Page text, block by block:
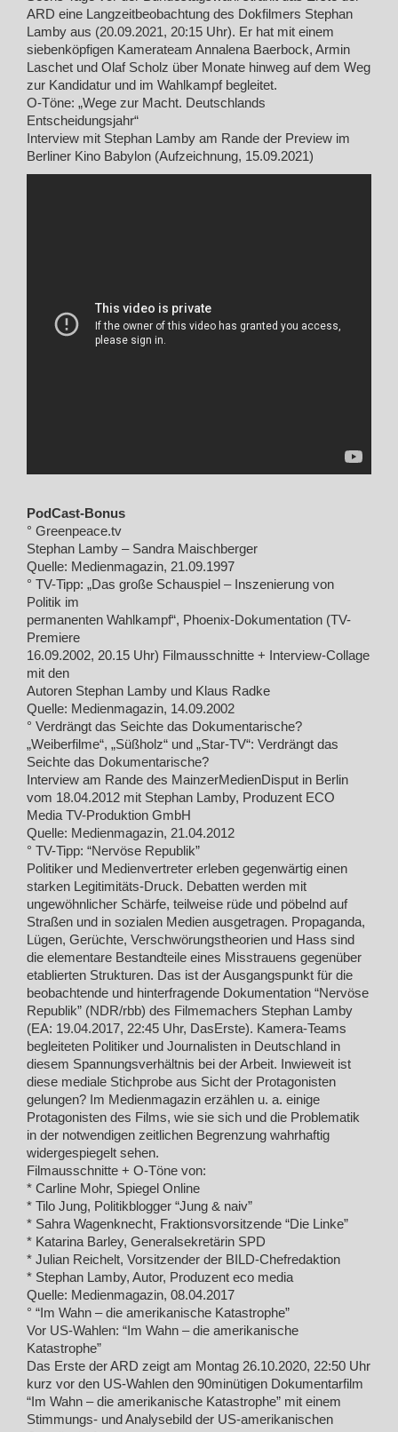
ARD eine Langzeitbeobachtung des Dokfilmers Stephan
Lamby aus (20.09.2021, 20:15 Uhr). Er hat mit einem
siebenköpfigen Kamerateam Annalena Baerbock, Armin
Laschet und Olaf Scholz über Monate hinweg auf dem Weg
zur Kandidatur und im Wahlkampf begleitet.
O-Töne: „Wege zur Macht. Deutschlands
Entscheidungsjahr“
Interview mit Stephan Lamby am Rande der Preview im
Berliner Kino Babylon (Aufzeichnung, 15.09.2021)
PodCast-Bonus
° Greenpeace.tv
Stephan Lamby – Sandra Maischberger
Quelle: Medienmagazin, 21.09.1997
° TV-Tipp: „Das große Schauspiel – Inszenierung von
Politik im
permanenten Wahlkampf“, Phoenix-Dokumentation (TV-
Premiere
16.09.2002, 20.15 Uhr) Filmausschnitte + Interview-Collage
mit den
Autoren Stephan Lamby und Klaus Radke
Quelle: Medienmagazin, 14.09.2002
° Verdrängt das Seichte das Dokumentarische?
„Weiberfilme“, „Süßholz“ und „Star-TV“: Verdrängt das
Seichte das Dokumentarische?
Interview am Rande des MainzerMedienDisput in Berlin
vom 18.04.2012 mit Stephan Lamby, Produzent ECO
Media TV-Produktion GmbH
Quelle: Medienmagazin, 21.04.2012
° TV-Tipp: “Nervöse Republik”
Politiker und Medienvertreter erleben gegenwärtig einen
starken Legitimitäts-Druck. Debatten werden mit
ungewöhnlicher Schärfe, teilweise rüde und pöbelnd auf
Straßen und in sozialen Medien ausgetragen. Propaganda,
Lügen, Gerüchte, Verschwörungstheorien und Hass sind
die elementare Bestandteile eines Misstrauens gegenüber
etablierten Strukturen. Das ist der Ausgangspunkt für die
beobachtende und hinterfragende Dokumentation “Nervöse
Republik” (NDR/rbb) des Filmemachers Stephan Lamby
(EA: 19.04.2017, 22:45 Uhr, DasErste). Kamera-Teams
begleiteten Politiker und Journalisten in Deutschland in
diesem Spannungsverhältnis bei der Arbeit. Inwieweit ist
diese mediale Stichprobe aus Sicht der Protagonisten
gelungen? Im Medienmagazin erzählen u. a. einige
Protagonisten des Films, wie sie sich und die Problematik
in der notwendigen zeitlichen Begrenzung wahrhaftig
widergespiegelt sehen.
Filmausschnitte + O-Töne von:
* Carline Mohr, Spiegel Online
* Tilo Jung, Politikblogger “Jung & naiv”
* Sahra Wagenknecht, Fraktionsvorsitzende “Die Linke”
* Katarina Barley, Generalsekretärin SPD
* Julian Reichelt, Vorsitzender der BILD-Chefredaktion
* Stephan Lamby, Autor, Produzent eco media
Quelle: Medienmagazin, 08.04.2017
° “Im Wahn – die amerikanische Katastrophe”
Vor US-Wahlen: “Im Wahn – die amerikanische
Katastrophe”
Das Erste der ARD zeigt am Montag 26.10.2020, 22:50 Uhr
kurz vor den US-Wahlen den 90minütigen Dokumentarfilm
“Im Wahn – die amerikanische Katastrophe” mit einem
Stimmungs- und Analysebild der US-amerikanischen